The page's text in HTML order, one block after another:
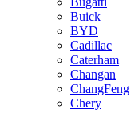
Buick
BYD
Cadillac
Caterham
Changan
ChangFeng
Chery